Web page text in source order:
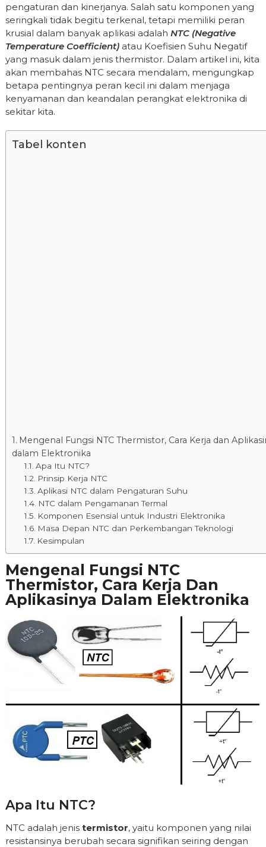
pengaturan dan kinerjanya. Salah satu komponen yang
seringkali tidak begitu terkenal, tetapi memiliki peran
krusial dalam banyak aplikasi adalah NTC (Negative
Temperature Coefficient)atau Koefisien Suhu Negatif
yang masuk dalam jenis thermistor. Dalam artikel ini, kita
akan membahas NTC secara mendalam, mengungkap
betapa pentingnya peran kecil ini dalam menjaga
kenyamanan dan keandalan perangkat elektronika di
sekitar kita.
Tabel konten
Mengenal Fungsi NTC Thermistor, Cara Kerja dan
dalam Elektronika
Apa Itu NTC?
Prinsip Kerja NTC
Aplikasi NTC dalam Pengaturan Suhu
NTC dalam Pengamanan Termal
Komponen Esensial untuk Industri Elektronika
Masa Depan NTC dan Perkembangan Teknologi
Kesimpulan
Mengenal Fungsi NTC
Thermistor, Cara Kerja Dan
Aplikasinya Dalam Elektronika
Apa Itu NTC?
NTC adalah jenis termistor, yaitu komponen yang nilai
resistansinya berubah secara signifikan seiring dengan